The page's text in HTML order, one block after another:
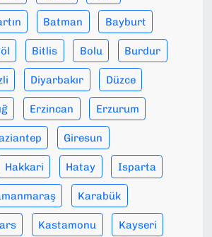
Batman Bayburt
Bitlis Bolu Burdur
Diyarbakır Düzce
Erzincan Erzurum
Giresun
Hakkari Hatay Isparta
Karabük
Kastamonu Kayseri